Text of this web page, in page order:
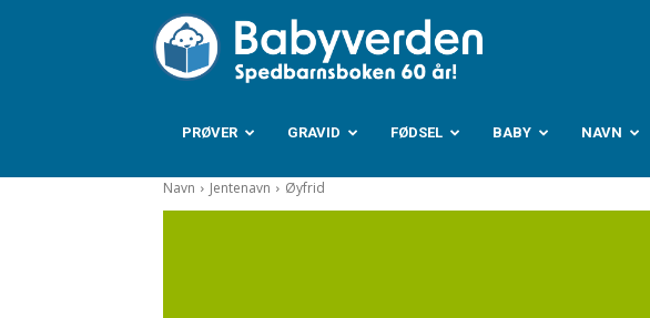
Babyverden.no
PRØVER GRAVID FØDSEL BABY NAVN
Navn Jentenavn Øyfrid